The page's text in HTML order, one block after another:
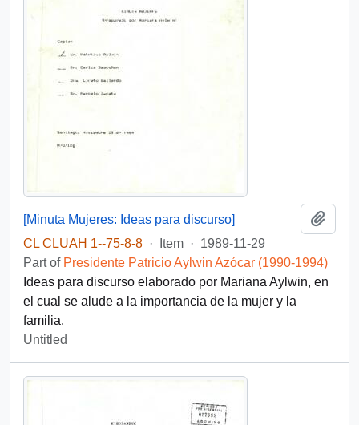
[Minuta Mujeres: Ideas para discurso]
CL CLUAH 1--75-8-8 · Item · 1989-11-29
Part of Presidente Patricio Aylwin Azócar (1990-1994)
Ideas para discurso elaborado por Mariana Aylwin, en
el cual se alude a la importancia de la mujer y la
familia.
Untitled